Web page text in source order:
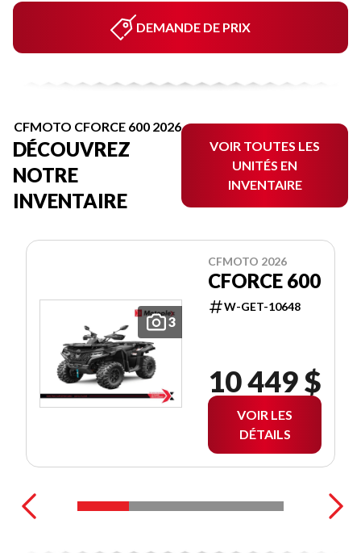
DEMANDE DE PRIX
CFMOTO CFORCE 600 2026
DÉCOUVREZ
NOTRE
INVENTAIRE
VOIR TOUTES LES
UNITÉS EN
INVENTAIRE
3
CFMOTO 2026
CFORCE 600
W-GET-10648
10 449 $
VOIR LES
DÉTAILS